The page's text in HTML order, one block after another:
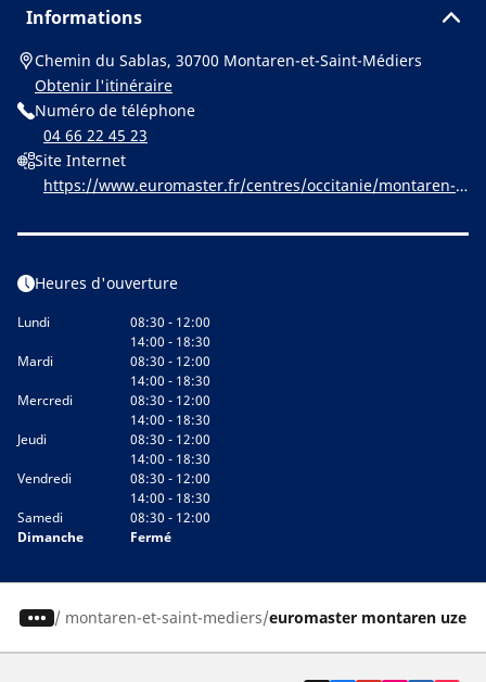
Informations
Chemin du Sablas, 30700 Montaren-et-Saint-Médiers
Obtenir l'itinéraire
Numéro de téléphone
04 66 22 45 23
Site Internet
https://www.euromaster.fr/centres/occitanie/montaren-e
Heures d'ouverture
Lundi
08:30 - 12:00
14:00 - 18:30
Mardi
08:30 - 12:00
14:00 - 18:30
Mercredi
08:30 - 12:00
14:00 - 18:30
Jeudi
08:30 - 12:00
14:00 - 18:30
Vendredi
08:30 - 12:00
14:00 - 18:30
Samedi
08:30 - 12:00
Dimanche
Fermé
/ montaren-et-saint-mediers euromaster montaren uzes